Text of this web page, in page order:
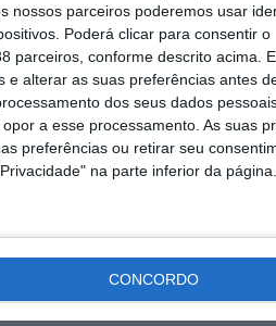
nossos parceiros poderemos usar
Poderá clicar para consentir o
parceiros, conforme descrito acima.
alterar as suas preferências antes
dos seus dados
a esse processamento. As suas
preferências ou retirar seu
na parte inferior da página.
CONCORDO
com bastantes